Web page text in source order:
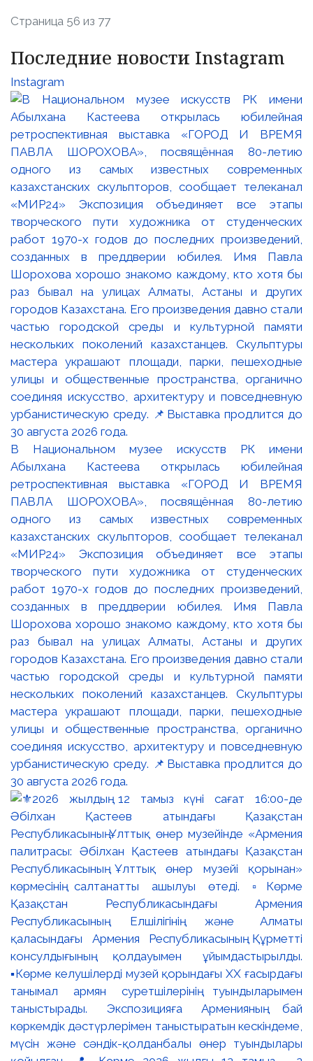
Страница 56 из 77
Последние новости Instagram
Instagram
В Национальном музее искусств РК имени
Абылхана Кастеева открылась юбилейная
ретроспективная выставка «ГОРОД И ВРЕМЯ
ПАВЛА ШОРОХОВА», посвящённая 80-летию
одного из самых известных современных
казахстанских скульпторов, сообщает телеканал
«МИР24» Экспозиция объединяет все этапы
творческого пути художника от студенческих
работ 1970-х годов до последних произведений,
созданных в преддверии юбилея. Имя Павла
Шорохова хорошо знакомо каждому, кто хотя бы
раз бывал на улицах Алматы, Астаны и других
городов Казахстана. Его произведения давно стали
частью городской среды и культурной памяти
нескольких поколений казахстанцев. Скульптуры
мастера украшают площади, парки, пешеходные
улицы и общественные пространства, органично
соединяя искусство, архитектуру и повседневную
урбанистическую среду. 📌Выставка продлится до
30 августа 2026 года.